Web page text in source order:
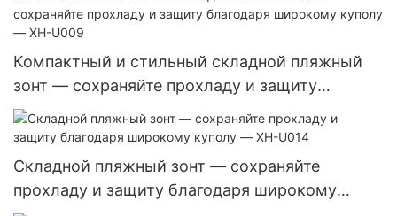
Компактный и стильный складной пляжный
зонт — сохраняйте прохладу и защиту
благодаря широкому куполу — XH-U009
Складной пляжный зонт — сохраняйте
прохладу и защиту благодаря широкому